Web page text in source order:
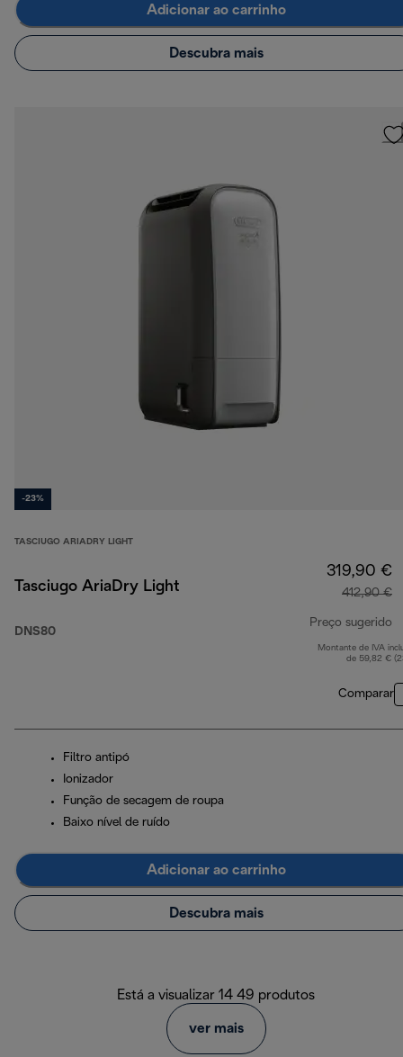
Adicionar ao carrinho
Descubra mais
-23%
TASCIUGO ARIADRY LIGHT
Tasciugo AriaDry Light
DNS80
319,90 €
412,90 €
Preço sugerido
Montante de IVA
de 59,82 €
Comparar
Filtro antipó
Ionizador
Função de secagem de roupa
Baixo nível de ruído
Adicionar ao carrinho
Descubra mais
Está a visualizar 14 49 produtos
ver mais